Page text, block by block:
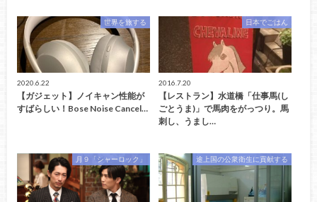
世界を旅する
2020.6.22
【ガジェット】ノイキャン性能が
すばらしい！Bose Noise Cancel…
日本でごはん
2016.7.20
【レストラン】水道橋「仕事馬(し
ごとうま)」で馬肉をがっつり。馬
刺し、うまし…
月９「シャーロック」 途上国の公衆衛生に貢献する